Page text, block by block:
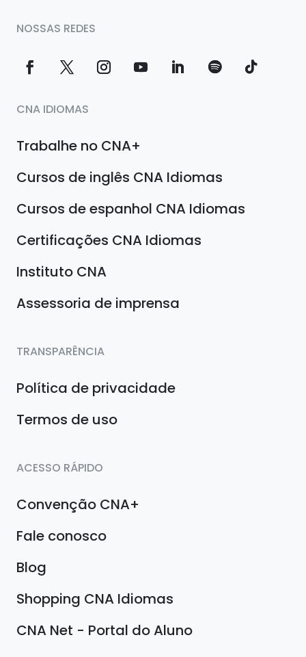
NOSSAS REDES
CNA IDIOMAS
Trabalhe no CNA+
Cursos de inglês CNA Idiomas
Cursos de espanhol CNA Idiomas
Certificações CNA Idiomas
Instituto CNA
Assessoria de imprensa
TRANSPARÊNCIA
Política de privacidade
Termos de uso
ACESSO RÁPIDO
Convenção CNA+
Fale conosco
Blog
Shopping CNA Idiomas
CNA Net - Portal do Aluno